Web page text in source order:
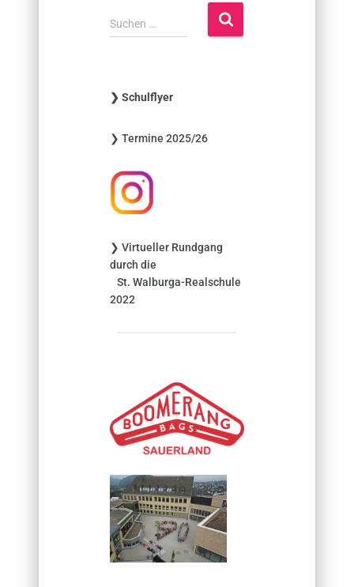
S
u
n
a
h
:
Suchen …
❯ Schulflyer
❯ Termine 2025/26
❯ Virtueller Rundgang
durch die
St. Walburga-Realschule
2022